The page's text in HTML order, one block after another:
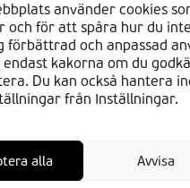
använder cookies
och för att spåra hur du
förbättrad och anpassad
kakorna om du
Du kan också hantera
från Inställningar.
alla Avvisa